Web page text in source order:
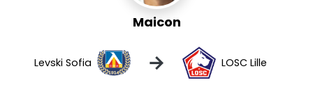
Maicon
Levski Sofia → LOSC Lille